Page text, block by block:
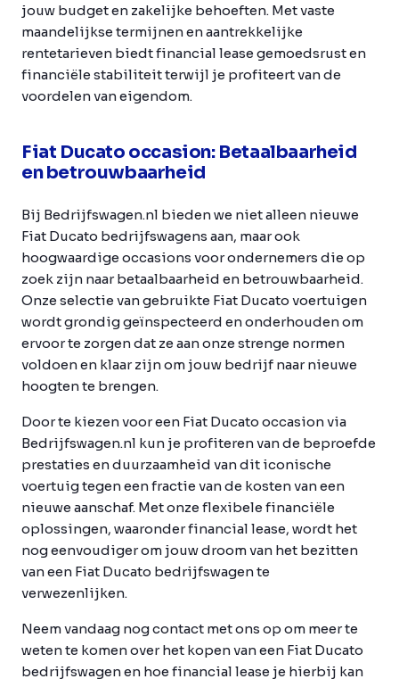
jouw budget en zakelijke behoeften. Met vaste
maandelijkse termijnen en aantrekkelijke
rentetarieven biedt financial lease gemoedsrust en
financiële stabiliteit terwijl je profiteert van de
voordelen van eigendom.
Fiat Ducato occasion: Betaalbaarheid
en betrouwbaarheid
Bij Bedrijfswagen.nl bieden we niet alleen nieuwe
Fiat Ducato bedrijfswagens aan, maar ook
hoogwaardige occasions voor ondernemers die op
zoek zijn naar betaalbaarheid en betrouwbaarheid.
Onze selectie van gebruikte Fiat Ducato voertuigen
wordt grondig geïnspecteerd en onderhouden om
ervoor te zorgen dat ze aan onze strenge normen
voldoen en klaar zijn om jouw bedrijf naar nieuwe
hoogten te brengen.
Door te kiezen voor een Fiat Ducato occasion via
Bedrijfswagen.nl kun je profiteren van de beproefde
prestaties en duurzaamheid van dit iconische
voertuig tegen een fractie van de kosten van een
nieuwe aanschaf. Met onze flexibele financiële
oplossingen, waaronder financial lease, wordt het
nog eenvoudiger om jouw droom van het bezitten
van een Fiat Ducato bedrijfswagen te
verwezenlijken.
Neem vandaag nog contact met ons op om meer te
weten te komen over het kopen van een Fiat Ducato
bedrijfswagen en hoe financial lease je hierbij kan